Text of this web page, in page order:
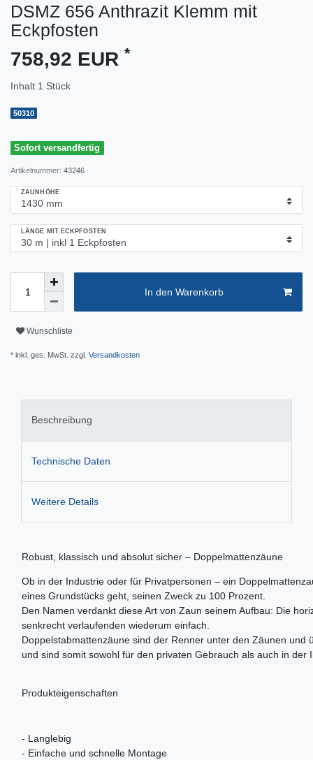
DSMZ 656 Anthrazit Klemm mit
Eckpfosten
758,92 EUR *
Inhalt 1 Stück
50310
Sofort versandfertig
Artikelnummer: 43246
ZAUNHÖHE
LÄNGE MIT ECKPFOSTEN
In den Warenkorb
Wunschliste
* inkl. ges. MwSt. zzgl. Versandkosten
Beschreibung
Technische Daten
Weitere Details
Robust, klassisch und absolut sicher – Doppelmattenzäune
Ob in der Industrie oder für Privatpersonen – ein
eines Grundstücks geht, seinen Zweck zu 100 Prozent.
Den Namen verdankt diese Art von Zaun seinem Aufbau: Die
senkrecht verlaufenden wiederum einfach.
Doppelstabmattenzäune sind der Renner unter den Zäunen
und sind somit sowohl für den privaten Gebrauch als auch in
Produkteigenschaften
- Langlebig
- Einfache und schnelle Montage